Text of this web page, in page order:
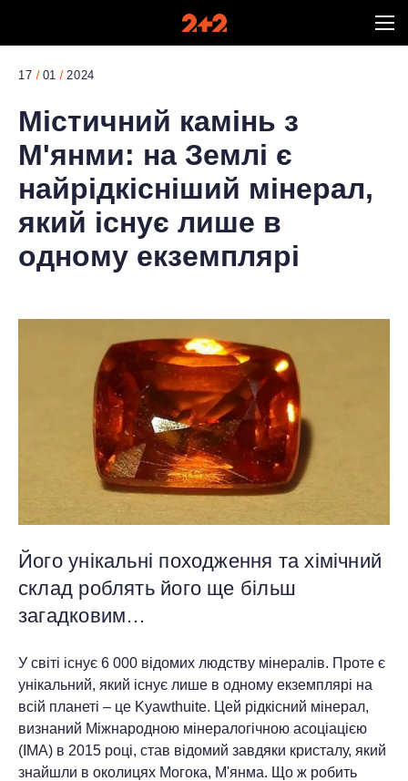
17 01 2024
Містичний камінь з
М'янми: на Землі є
найрідкісніший мінерал,
який існує лише в
одному екземплярі
Його унікальні походження та хімічний
склад роблять його ще більш
загадковим…
У світі існує 6 000 відомих людству мінералів. Проте є
унікальний, який існує лише в одному екземплярі на
всій планеті – це Kyawthuite. Цей рідкісний мінерал,
визнаний Міжнародною мінералогічною асоціацією
(IMA) в 2015 році, став відомий завдяки кристалу, який
знайшли в околицях Могока, М'янма. Що ж робить